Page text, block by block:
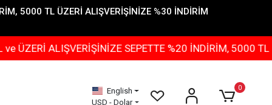
5000 TL ÜZERİ ALIŞVERİŞİNİZE %30 İNDİRİM
SEPETTE %20 İNDİRİM, 5000 TL ÜZERİ
English
USD - Dolar
0